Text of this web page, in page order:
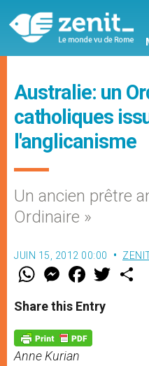
Australie: un
catholiques
l'anglicanisme
Un ancien prêtre
Ordinaire »
JUIN 15, 2012 00:00
W
t
s
p
p
M
e
s
e
g
e
r
F
a
e
b
o
k
w
Share this Entry
Anne Kurian